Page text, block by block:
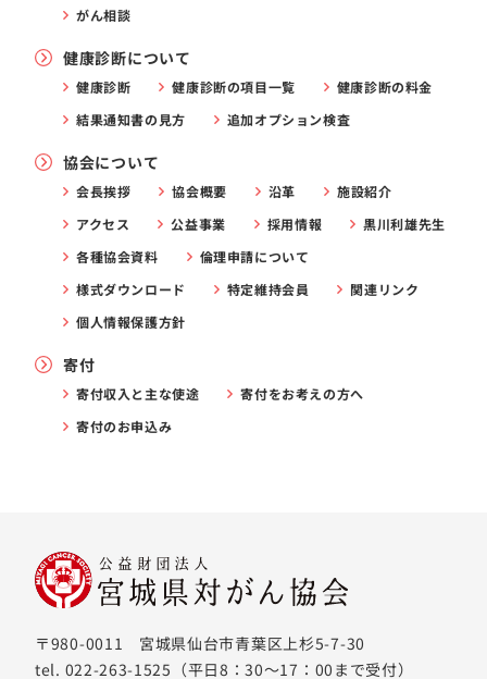
がん相談
健康診断について
健康診断 健康診断の項目一覧
健康診断の料金
結果通知書の見方
追加オプション検査
協会について
会長挨拶 協会概要 沿革
施設紹介
アクセス
公益事業 採用情報
黒川利雄先生
各種協会資料
倫理申請について
様式ダウンロード
特定維持会員
関連リンク
個人情報保護方針
寄付
寄付収入と主な使途
寄付をお考えの方へ
寄付のお申込み
〒980-0011 宮城県仙台市青葉区上杉5-7-30
tel. 022-263-1525（平日8：30〜17：00まで受付）